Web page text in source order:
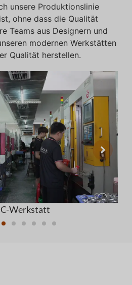
unsere Produktionslinie
ohne dass die Qualität
Teams aus Designern und
modernen Werkstätten
Qualität herstellen.
Werkstatt